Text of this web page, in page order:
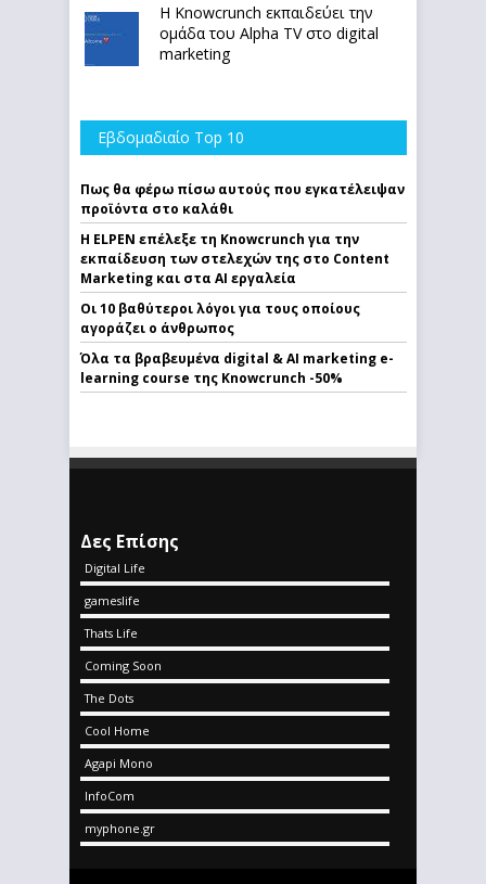
Η Knowcrunch εκπαιδεύει την
ομάδα του Alpha TV στο digital
marketing
Εβδομαδιαίο Top 10
Πως θα φέρω πίσω αυτούς που εγκατέλειψαν
προϊόντα στο καλάθι
Η ELPEN επέλεξε τη Knowcrunch για την
εκπαίδευση των στελεχών της στο Content
Marketing και στα AI εργαλεία
Οι 10 βαθύτεροι λόγοι για τους οποίους
αγοράζει ο άνθρωπος
Όλα τα βραβευμένα digital & AI marketing e-
learning course της Knowcrunch -50%
Δες Επίσης
Digital Life
gameslife
Thats Life
Coming Soon
The Dots
Cool Home
Agapi Mono
InfoCom
myphone.gr